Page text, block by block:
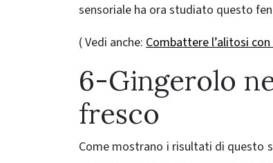
sensoriale ha ora studiato questo
( Vedi anche: Combattere l’alitosi
6-Gingerolo
fresco
Come mostrano i risultati di questo